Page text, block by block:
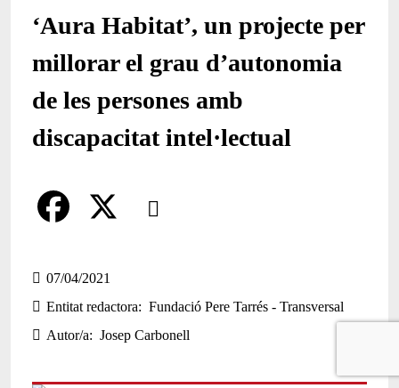
‘Aura Habitat’, un projecte per
millorar el grau d’autonomia
de les persones amb
discapacitat intel·lectual
Comparteix
a
c
e
07/04/2021
Entitat redactora
Fundació Pere Tarrés - Transversal
Autor/a
Josep Carbonell